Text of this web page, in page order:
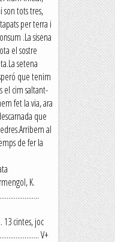
tots tres,
per terra i
.La sisena
el sostre
setena
que tenim
el cim saltant-
fet la via, ara
que
al
de fer la
K.
13 cintes, joc
V+